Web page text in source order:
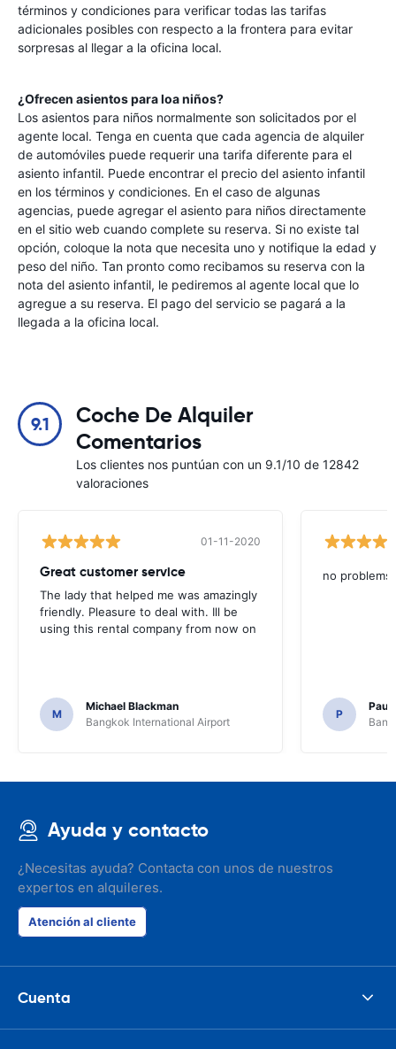
términos y condiciones para verificar todas las tarifas
adicionales posibles con respecto a la frontera para evitar
sorpresas al llegar a la oficina local.
¿Ofrecen asientos para loa niños?
Los asientos para niños normalmente son solicitados por el
agente local. Tenga en cuenta que cada agencia de alquiler
de automóviles puede requerir una tarifa diferente para el
asiento infantil. Puede encontrar el precio del asiento infantil
en los términos y condiciones. En el caso de algunas
agencias, puede agregar el asiento para niños directamente
en el sitio web cuando complete su reserva. Si no existe tal
opción, coloque la nota que necesita uno y notifique la edad y
peso del niño. Tan pronto como recibamos su reserva con la
nota del asiento infantil, le pediremos al agente local que lo
agregue a su reserva. El pago del servicio se pagará a la
llegada a la oficina local.
9.1
Coche De Alquiler
Comentarios
Los clientes nos puntúan con un 9.1/10 de 12842
valoraciones
01-11-2020
Great customer service
The lady that helped me was amazingly
friendly. Pleasure to deal with. Ill be
using this rental company from now on
M
Michael Blackman
Bangkok International Airport
no
P
Paul
Ayuda y contacto
¿Necesitas ayuda? Contacta con unos de nuestros
expertos en alquileres.
Atención al cliente
Cuenta